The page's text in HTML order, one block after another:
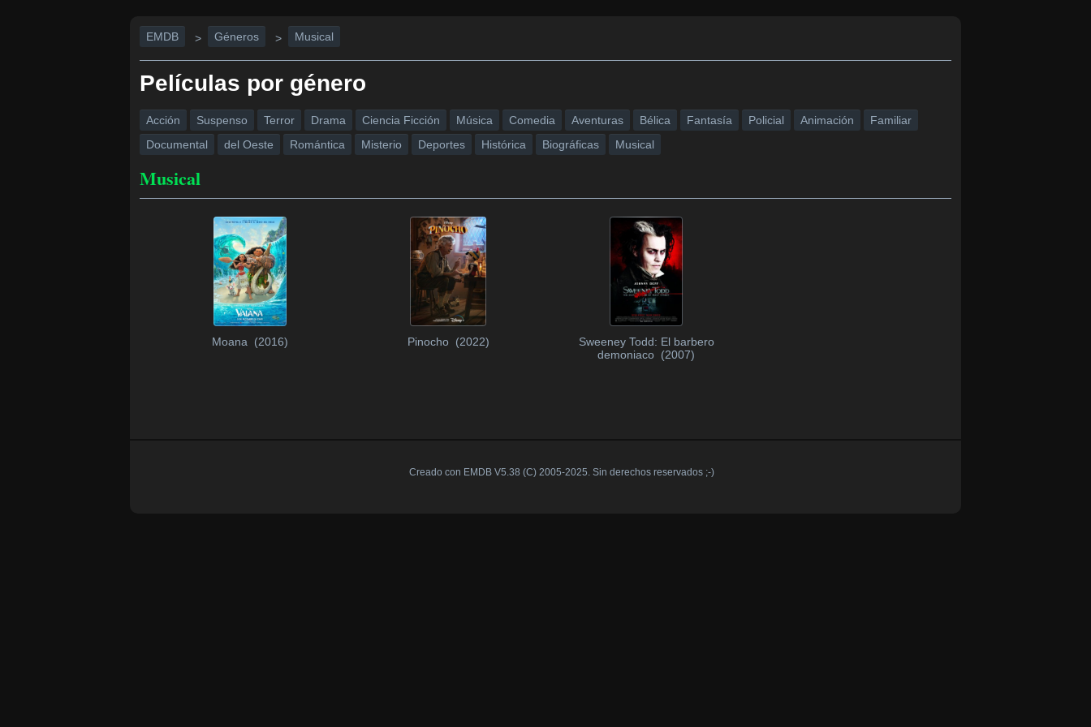
EMDB > Géneros > Musical
Películas por género
Acción Suspenso Terror Drama Ciencia Ficción Música Comedia Aventuras Bélica Fantasía Policial Animación
Familiar
Documental
del Oeste Romántica Misterio Deportes Histórica Biográficas Musical
Musical
Moana (2016) Pinocho (2022)
Sweeney Todd: El barbero
demoniaco (2007)
Creado con EMDB V5.38 (C) 2005-2025. Sin derechos reservados ;-)